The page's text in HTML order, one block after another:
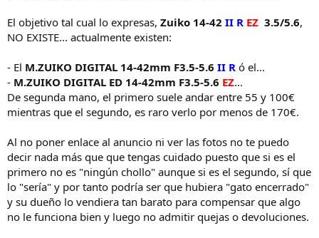
El objetivo tal cual lo expresas, Zuiko 14-42 II R EZ 3.5/5.6,
NO EXISTE... actualmente existen:
- El M.ZUIKO DIGITAL 14-42mm F3.5-5.6 II R ó el...
- M.ZUIKO DIGITAL ED 14-42mm F3.5-5.6 EZ...
De segunda mano, el primero suele andar entre 55 y 100€
mientras que el segundo, es raro verlo por menos de 170€.
Al no poner enlace al anuncio ni ver las fotos no te puedo
decir nada más que que tengas cuidado puesto que si es el
primero no es "ningún chollo" aunque si es el segundo, sí que
lo "sería" y por tanto podría ser que hubiera "gato encerrado"
y su dueño lo vendiera tan barato para compensar que algo
no le funciona bien y luego no admitir quejas o devoluciones.